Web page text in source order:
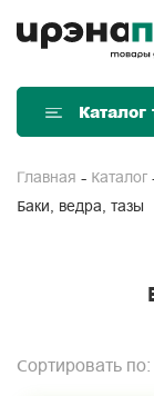
Каталог
Главная Каталог
Баки, ведра, тазы
Сортировать по: